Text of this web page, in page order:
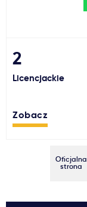
Usługi
Aktualności
2
Licencjackie
Zobacz
Oficjalna
strona